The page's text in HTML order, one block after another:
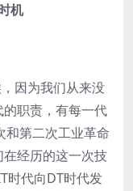
机
因为我们从来没
职责，有每一代
和第二次工业革命
经历的这一次技
时代向DT时代发